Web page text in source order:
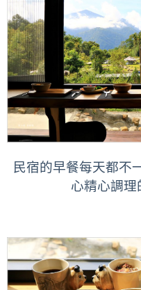
民宿的早餐每天都不
心精心調理